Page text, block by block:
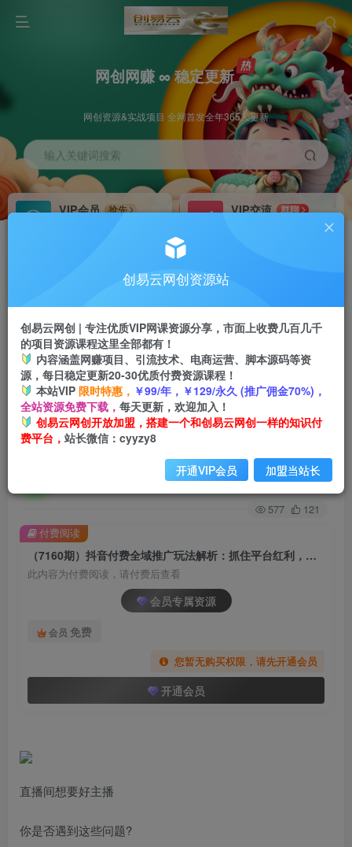
网创网赚 ∞ 稳定更新
网创资源&实战项目 全网首发全年365天更新
输入关键词搜索
VIP会员
抢先
VIP交流
群聊
研究探讨更多创业项目路子。
会员专属推广链接
挂机 项目
脚本卡密
APP下载
GO
首页 创业课程 会员专属 正文
（7160期）抖音付费全域推广玩法解析：抓住平
台红利，小付费撬动大流量（9节课）
关注
577 121
（7160期）抖音付费全域推广玩法解析：抓住平台红利，小付费撬动大流量（9节课）
此内容为付费阅读，请付费后查看
会员专属资源
会员 免费
您暂无购买权限，请先开通会员
开通会员
付费阅读
直播间想要好主播
你是否遇到这些问题?
创易云网创资源站
创易云网创 | 专注优质VIP网课资源分享，市面上收费几百几千
的项目资源课程这里全部都有！
内容涵盖网赚项目、引流技术、电商运营、脚本源码等资
源，每日稳定更新20-30优质付费资源课程！
本站VIP 限时特惠， ￥99/年，￥129/永久 (推广佣金70%)，
全站资源免费下载， 每天更新，欢迎加入！
创易云网创开放加盟，搭建一个和创易云网创一样的知识付
费平台， 站长微信：cyyzy8
开通VIP会员 加盟当站长